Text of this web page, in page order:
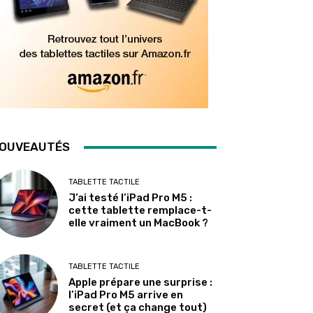
TABLETTE TACTILE
J’ai testé l’iPad Pro M5 :
cette tablette remplace-t-
elle vraiment un MacBook ?
TABLETTE TACTILE
Apple prépare une surprise :
l’iPad Pro M5 arrive en
secret (et ça change tout)